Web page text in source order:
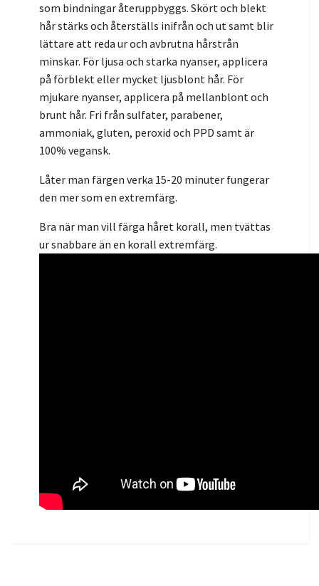
som bindningar återuppbyggs. Skört och blekt
hår stärks och återställs inifrån och ut samt blir
lättare att reda ur och avbrutna hårstrån
minskar. För ljusa och starka nyanser, applicera
på förblekt eller mycket ljusblont hår. För
mjukare nyanser, applicera på mellanblont och
brunt hår. Fri från sulfater, parabener,
ammoniak, gluten, peroxid och PPD samt är
100% vegansk.
Låter man färgen verka 15-20 minuter fungerar
den mer som en extremfärg.
Bra när man vill färga håret korall, men tvättas
ur snabbare än en korall extremfärg.